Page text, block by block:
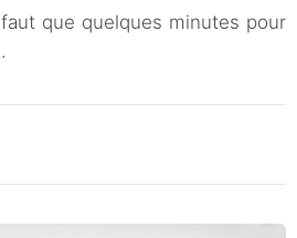
que quelques minutes pour